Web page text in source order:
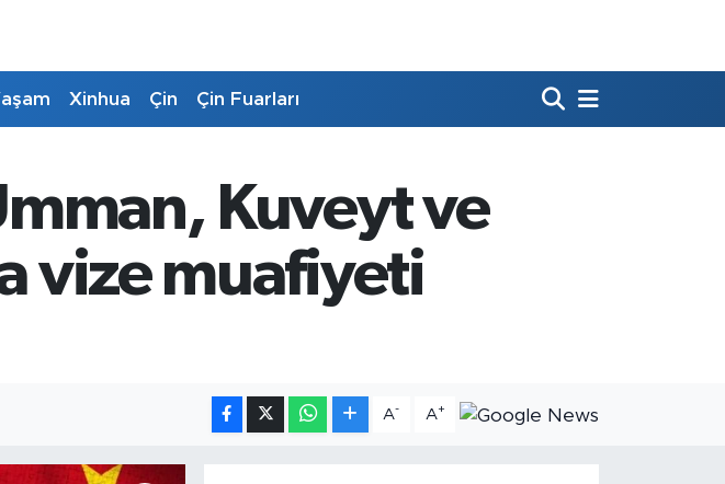
Xinhua Çin Çin Fuarları
Kuveyt ve
vize muafiyeti
A- A+